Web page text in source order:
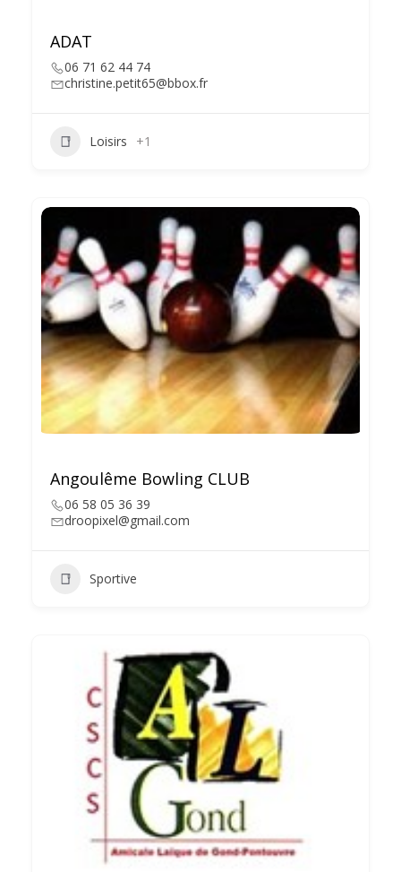
ADAT
06 71 62 44 74
christine.petit65@bbox.fr
Loisirs +1
Angoulême Bowling CLUB
06 58 05 36 39
droopixel@gmail.com
Sportive